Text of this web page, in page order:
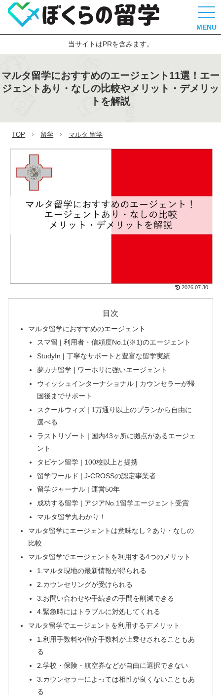
MENU
当サイトはPRを含みます。
マルタ留学におすすめのエージェント11選！エー
ジェントあり・なしの比較やメリット・デメリッ
トを解説
TOP 留学 マルタ 留学
2026.07.30
目次
マルタ留学におすすめのエージェント
スマ留 | 利用者・信頼度No.1(※1)のエージェント
StudyIn | 丁寧なサポートと豊富な留学実績
夢カナ留学 | ワーホリに強いエージェント
ウィッシュインターナショナル | カウンセラーが帰
国後までサポート
スクールウィズ | 1万通り以上のプランから自由に
選べる
ラストリゾート | 国内43ヶ所に拠点があるエージェ
ント
タビケン留学 | 100校以上と提携
留学ワールド | J-CROSSの認定事業者
留学ジャーナル | 運営50年
成功する留学 | アジアNo.1留学エージェント受賞
マルタ留学丸わかり！
マルタ留学にエージェントは意味なし？あり・なしの
比較
マルタ留学でエージェントを利用する4つのメリット
1.マルタ現地の最新情報が得られる
2.カウンセリングが受けられる
3.お問い合わせや手続きの手間を削減できる
4.緊急時にはトラブルに対処してくれる
マルタ留学でエージェントを利用するデメリット
1.利用手数料や仲介手数料が上乗せされることもあ
る
2.学校・保険・航空券などが自由に選択できない
3.カウンセラーによっては相性が良くないこともあ
る